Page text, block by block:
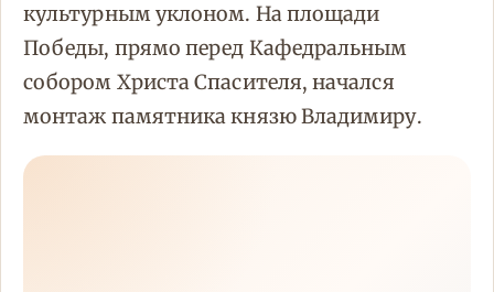
культурным уклоном. На площади
Победы, прямо перед Кафедральным
собором Христа Спасителя, начался
монтаж памятника князю Владимиру.